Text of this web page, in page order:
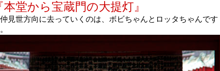
本堂から宝蔵門の大提灯』
世方向に去っていくのは、ボビちゃんとロッタちゃんです